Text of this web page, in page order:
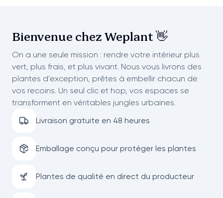
Bienvenue chez Weplant 👋
On a une seule mission : rendre votre intérieur plus
vert, plus frais, et plus vivant. Nous vous livrons des
plantes d'exception, prêtes à embellir chacun de
vos recoins. Un seul clic et hop, vos espaces se
transforment en véritables jungles urbaines.
Livraison gratuite en 48 heures
Emballage conçu pour protéger les plantes
Plantes de qualité en direct du producteur